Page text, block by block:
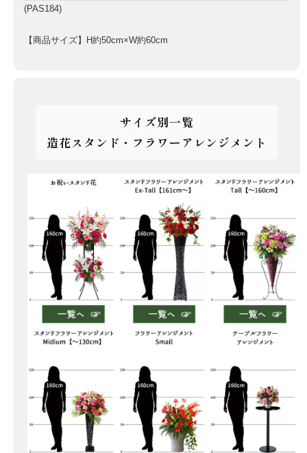
(PAS184)
【商品サイズ】H約50cm×W約60cm
サイズ別一覧
造花スタンド・フラワーアレンジメント